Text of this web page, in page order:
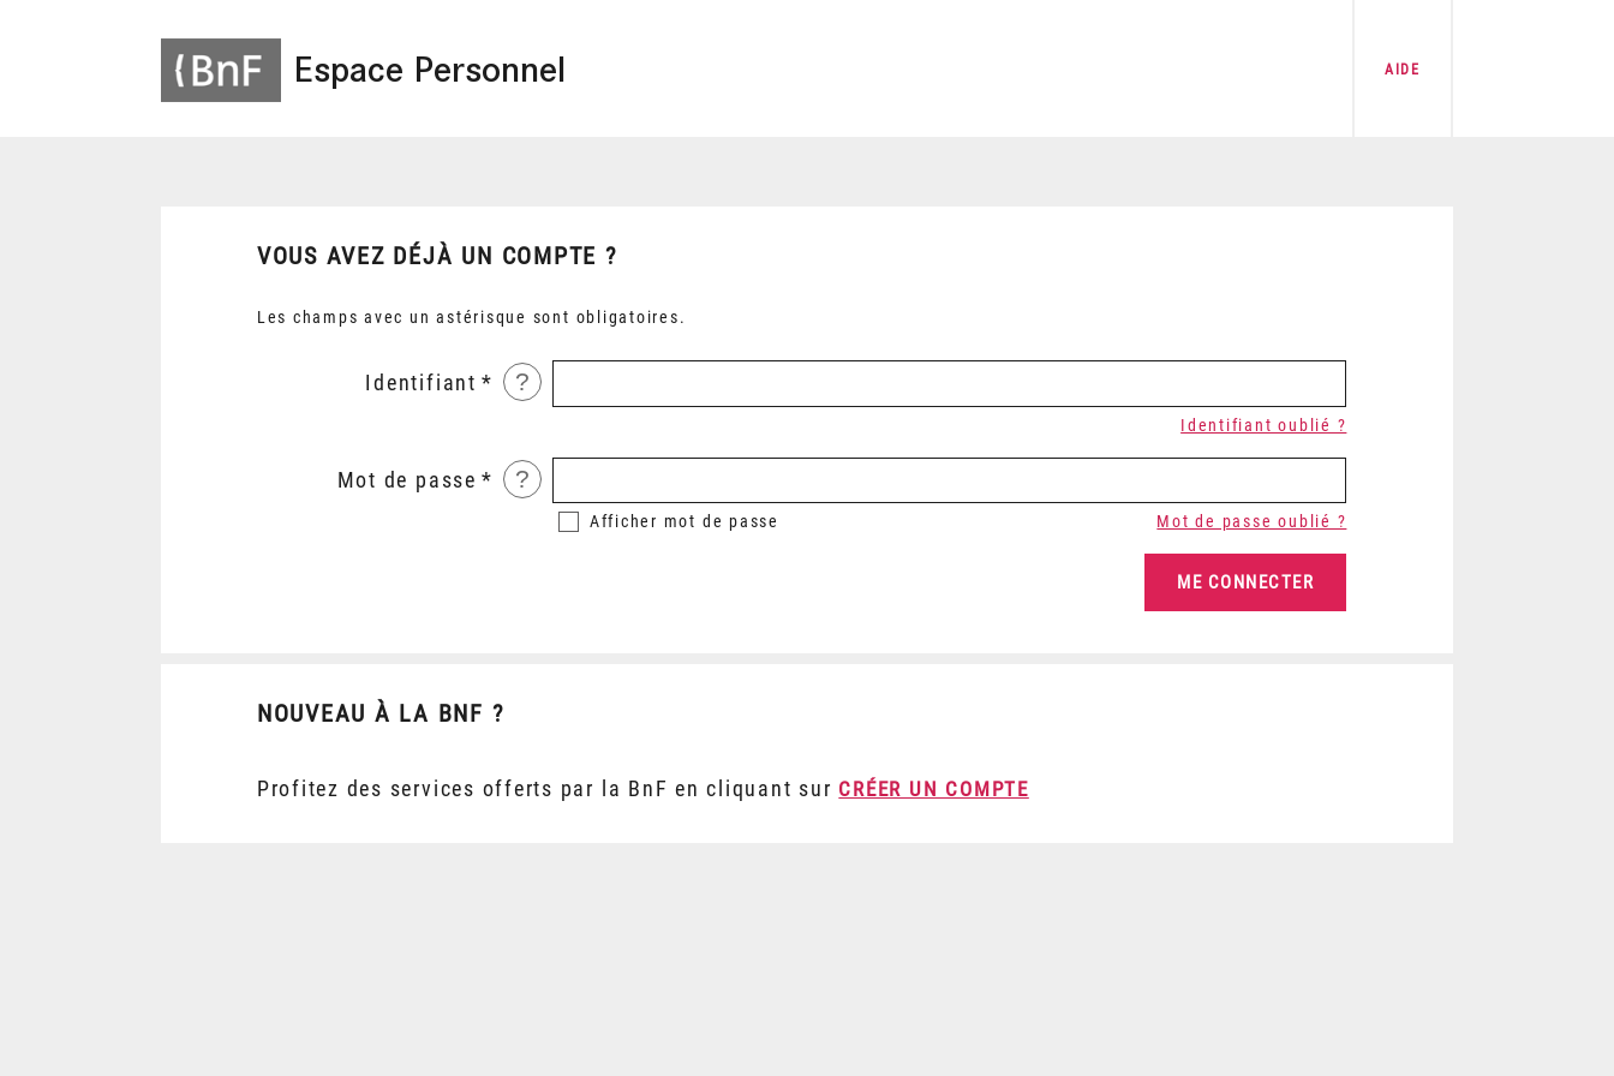
Espace Personnel AIDE
VOUS AVEZ DÉJÀ UN COMPTE ?
Les champs avec un astérisque sont obligatoires.
Identifiant ?
Identifiant oublié ?
Mot de passe ?
Afficher mot de passe Mot de passe oublié ?
NOUVEAU À LA BNF ?
Profitez des services offerts par la BnF en cliquant sur CRÉER UN COMPTE